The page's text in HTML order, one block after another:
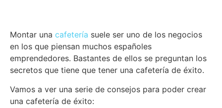
Montar una cafetería suele ser uno de los negocios
en los que piensan muchos españoles
emprendedores. Bastantes de ellos se preguntan los
secretos que tiene que tener una cafetería de éxito.
Vamos a ver una serie de consejos para poder crear
una cafetería de éxito: